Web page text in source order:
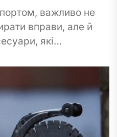
важливо не
вправи, але й
які
таких аксесуарів...